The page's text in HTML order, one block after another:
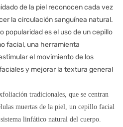
de la piel reconocen cada vez
la circulación sanguínea natural.
popularidad es el uso de un cepillo
facial, una herramienta
el movimiento de los
y mejorar la textura general
tradicionales, que se centran
muertas de la piel, un cepillo facial
linfático natural del cuerpo.